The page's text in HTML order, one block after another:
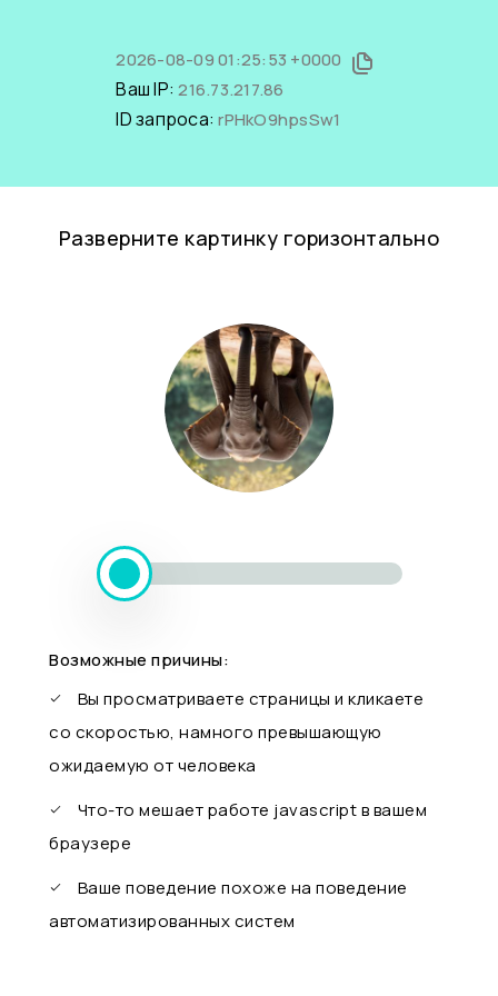
2026-08-09 01:25:53 +0000
Ваш IP:216.73.217.86
ID запроса:rPHkO9hpsSw1
Разверните картинку горизонтально
Возможные причины:
Вы просматриваете страницы и кликаете
со скоростью, намного превышающую
ожидаемую от человека
Что-то мешает работе javascript в вашем
браузере
Ваше поведение похоже на поведение
автоматизированных систем